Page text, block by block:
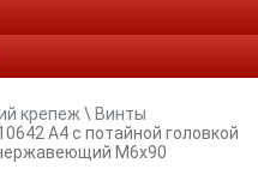
крепеж \ Винты
A4 с потайной головкой
M6x90